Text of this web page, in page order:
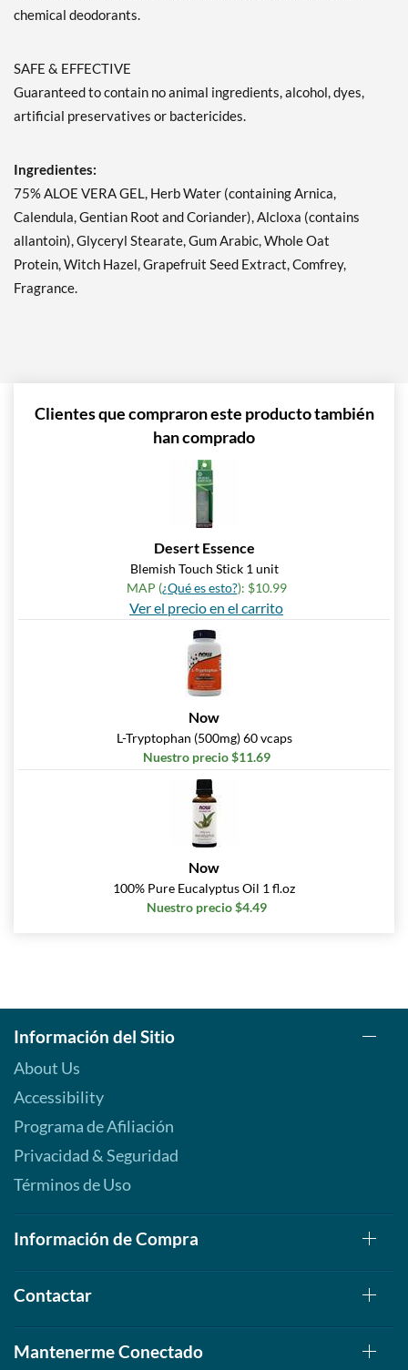
chemical deodorants.
SAFE & EFFECTIVE
Guaranteed to contain no animal ingredients, alcohol, dyes,
artificial preservatives or bactericides.
Ingredientes:
75% ALOE VERA GEL, Herb Water (containing Arnica,
Calendula, Gentian Root and Coriander), Alcloxa (contains
allantoin), Glyceryl Stearate, Gum Arabic, Whole Oat
Protein, Witch Hazel, Grapefruit Seed Extract, Comfrey,
Fragrance.
Clientes que compraron este producto también
han comprado
Desert Essence
Blemish Touch Stick 1 unit
MAP (¿Qué es esto?): $10.99
Ver el precio en el carrito
Now
L-Tryptophan (500mg) 60 vcaps
Nuestro precio $11.69
Now
100% Pure Eucalyptus Oil 1 fl.oz
Nuestro precio $4.49
Información del Sitio
About Us
Accessibility
Programa de Afiliación
Privacidad & Seguridad
Términos de Uso
Información de Compra
Contactar
Mantenerme Conectado